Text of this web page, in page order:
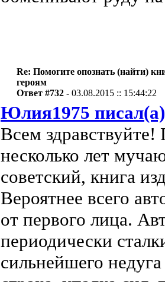
Re: Помогите опознать (найти)
героям
Ответ #732 -03.08.2015 :: 15:44:22
Юлия1975 писал(а)
Всем
несколько лет
советский, книга
Вероятнее всего
от первого лица.
периодически
сильнейшего